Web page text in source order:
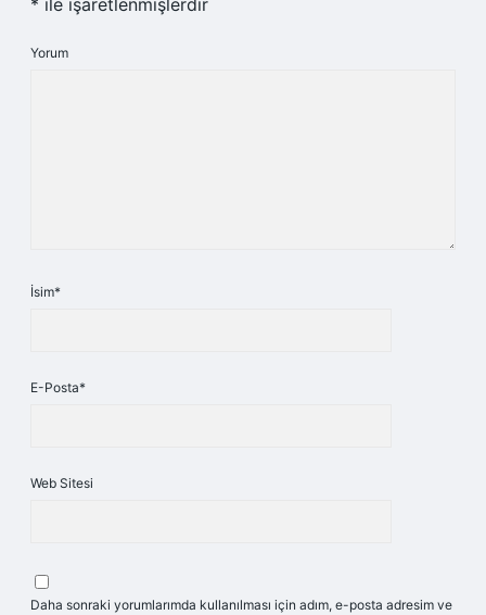
* ile işaretlenmişlerdir
Yorum
İsim*
E-Posta*
Web Sitesi
Daha sonraki yorumlarımda kullanılması için adım, e-posta adresim ve